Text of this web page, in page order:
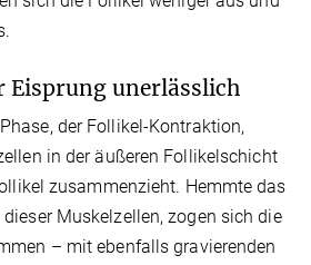
Eisprung unerlässlich
der Follikel-Kontraktion,
in der äußeren Follikelschicht
zusammenzieht. Hemmte das
Muskelzellen, zogen sich die
– mit ebenfalls gravierenden